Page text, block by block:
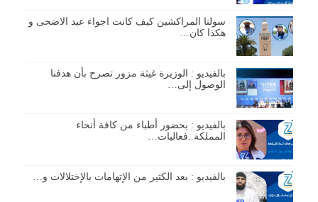
سولنا المراكشين كيف كانت اجواء عيد الاضحى و
هكذا كان…
بالفيديو : الوزيرة غيثة مزور تصرح بأن هدفنا
الوصول إلى…
بالفيديو : بحضور أطباء من كافة أنحاء
المملكة..فعاليات…
بالفيديو : بعد الكثير من الإتهامات بالإختلالات و…